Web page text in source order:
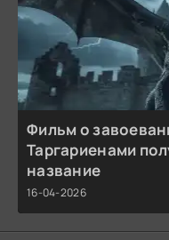
Фильм о
Таргариенами
название
16-04-2026